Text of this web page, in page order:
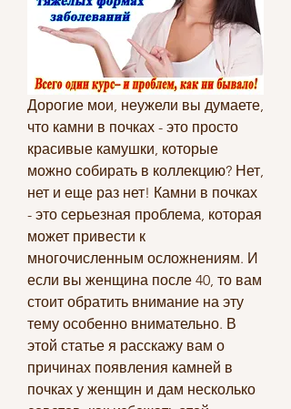
Дорогие мои, неужели вы думаете,
что камни в почках - это просто
красивые камушки, которые
можно собирать в коллекцию? Нет,
нет и еще раз нет! Камни в почках
- это серьезная проблема, которая
может привести к
многочисленным осложнениям. И
если вы женщина после 40, то вам
стоит обратить внимание на эту
тему особенно внимательно. В
этой статье я расскажу вам о
причинах появления камней в
почках у женщин и дам несколько